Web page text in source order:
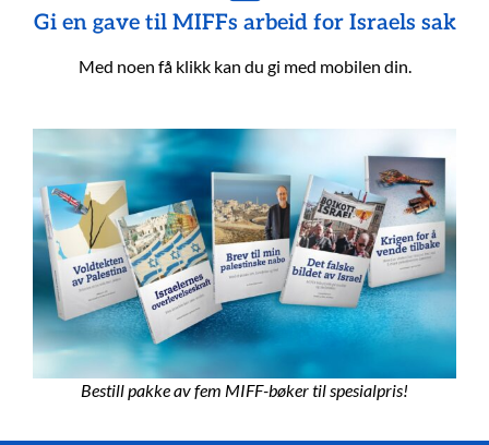
Gi en gave til MIFFs arbeid for Israels sak
Med noen få klikk kan du gi med mobilen din.
Bestill pakke av fem MIFF-bøker til spesialpris!